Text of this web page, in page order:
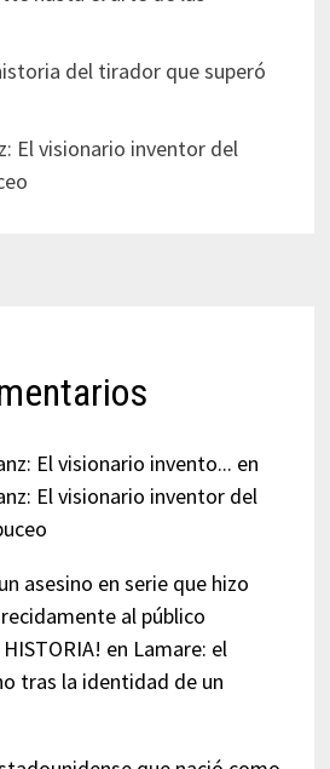
del tirador que superó
El visionario inventor del
El visionario invento... en
El visionario inventor del
asesino en serie que hizo
al público
en Lamare: el
tras la identidad de un